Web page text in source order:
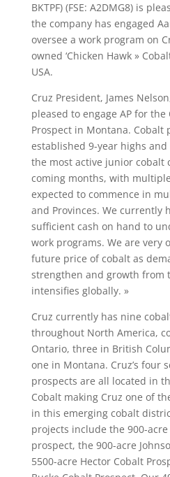
BKTPF) (FSE: A2DMG8) is
the company has engaged
oversee a work program on
owned ‘Chicken Hawk »
USA.
Cruz President, James
pleased to engage AP for the
Prospect in Montana. Cobalt
established 9-year highs
the most active junior cobalt
coming months, with
expected to commence in
and Provinces. We currently
sufficient cash on hand to
work programs. We are very
future price of cobalt as
strengthen and growth from
intensifies globally. »
Cruz currently has nine
throughout North America,
Ontario, three in British
one in Montana. Cruz’s four
prospects are all located in
Cobalt making Cruz one of
in this emerging cobalt
projects include the 900-
prospect, the 900-acre
5500-acre Hector Cobalt